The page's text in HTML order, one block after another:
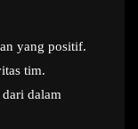
yang positif.
tim.
dalam